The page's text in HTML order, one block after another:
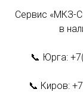
Сервис «МКЗ-
в
📞 Юрга:
📞 Киров: